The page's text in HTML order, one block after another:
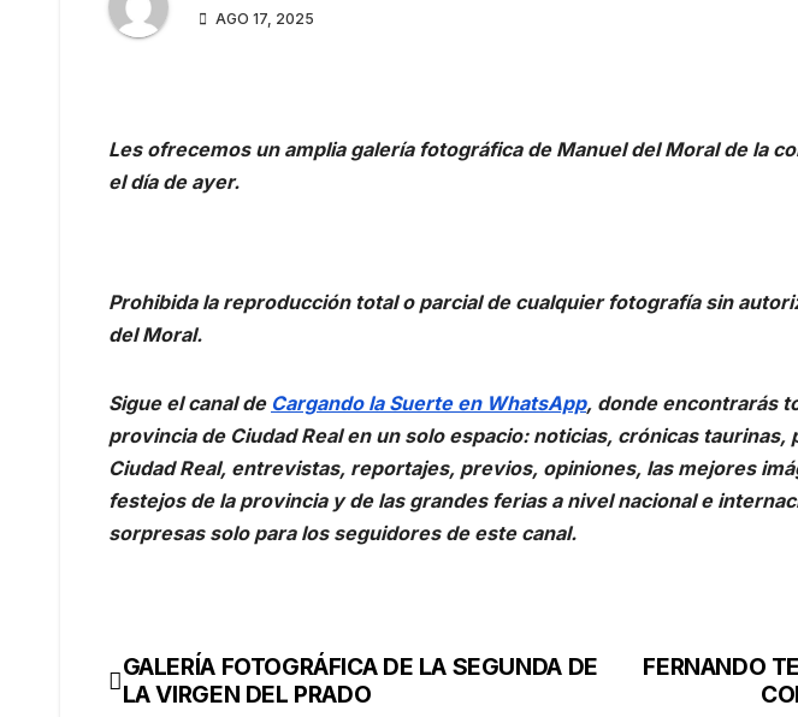
AGO 17, 2025
Les ofrecemos un amplia galería fotográfica de Manuel del Moral de la
el día de ayer.
Prohibida la reproducción total o parcial de cualquier fotografía sin
del Moral.
Sigue el canal de Cargando la Suerte en WhatsApp, donde encontrarás
provincia de Ciudad Real en un solo espacio: noticias, crónicas taurinas,
Ciudad Real, entrevistas, reportajes, previos, opiniones, las mejores
festejos de la provincia y de las grandes ferias a nivel nacional e
sorpresas solo para los seguidores de este canal.
FERNANDO
GALERÍA FOTOGRÁFICA DE LA SEGUNDA DE
LA VIRGEN DEL PRADO